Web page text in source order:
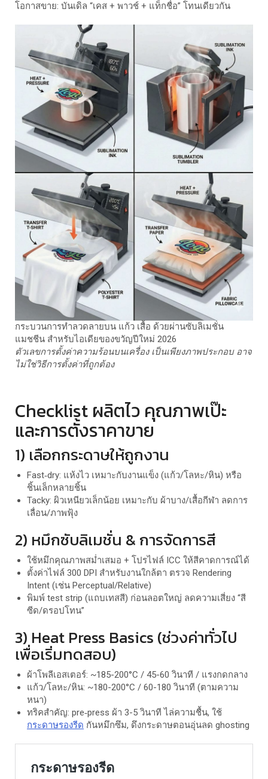
โอกาสขาย: บันเดิล “เคส + พาวช์ + แท็กชื่อ” โทนเดียวกัน
กระบวนการทำลวดลายบน แก้ว เสื้อ ด้วยผ่านซับลิเมชั่น
แมชชีน สำหรับไอเดียของขวัญปีใหม่ 2026
ตัวเลขการตั้งค่าความร้อนบนเครื่อง เป็นเพียงภาพประกอบ อาจ
ไม่ใช่วิธีการตั้งค่าที่ถูกต้อง
Checklist ผลิตไว คุณภาพเป๊ะ
และการตั้งราคาขาย
1) เลือกกระดาษให้ถูกงาน
Fast‑dry: แห้งไว เหมาะกับงานแข็ง (แก้ว/โลหะ/หิน) หรือ
ชิ้นเล็กหลายชิ้น
Tacky: ผิวเหนียวเล็กน้อย เหมาะกับ ผ้าบาง/เสื้อกีฬา ลดการ
เลื่อน/ภาพฟุ้ง
2) หมึกซับลิเมชั่น & การจัดการสี
ใช้หมึกคุณภาพสม่ำเสมอ + โปรไฟล์ ICC ให้สีคาดการณ์ได้
ตั้งค่าไฟล์ 300 DPI สำหรับงานใกล้ตา ตรวจ Rendering
Intent (เช่น Perceptual/Relative)
พิมพ์ test strip (แถบเทสสี) ก่อนลอตใหญ่ ลดความเสี่ยง “สี
ซีด/ดรอปโทน”
3) Heat Press Basics (ช่วงค่าทั่วไป
เพื่อเริ่มทดสอบ)
ผ้าโพลีเอสเตอร์: ~185-200°C / 45-60 วินาที / แรงกดกลาง
แก้ว/โลหะ/หิน: ~180-200°C / 60-180 วินาที (ตามความ
หนา)
ทริคสำคัญ: pre‑press ผ้า 3-5 วินาที ไล่ความชื้น, ใช้
กระดาษรองรีด กันหมึกซึม, ดึงกระดาษตอนอุ่นลด ghosting